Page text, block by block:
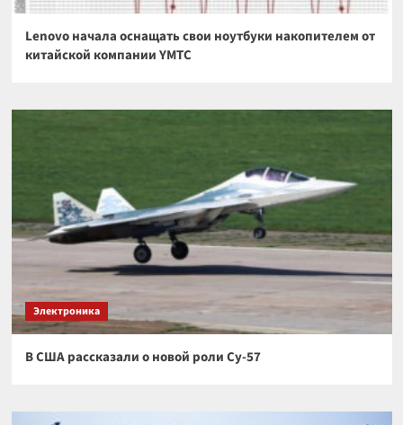
Lenovo начала оснащать свои ноутбуки накопителем от
китайской компании YMTC
Электроника
В США рассказали о новой роли Су-57